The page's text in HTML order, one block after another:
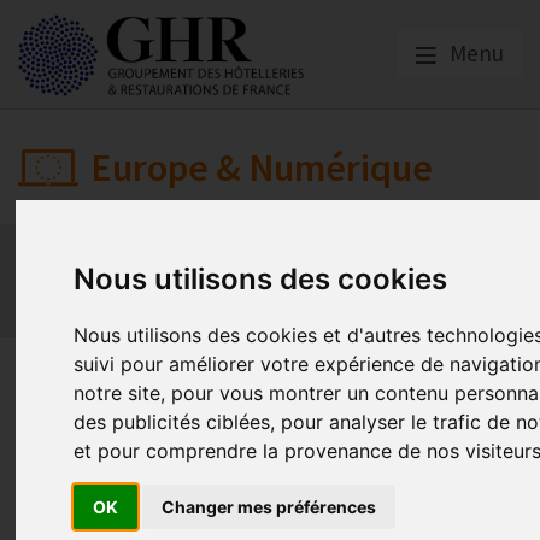
Nous utilisons des cookies
Nous utilisons des cookies et d'autres
suivi pour améliorer votre expérience de
notre site, pour vous montrer un contenu
des publicités ciblées, pour analyser le trafic de
et pour comprendre la provenance de nos
OK Changer mes préférences
Menu
Europe & Numérique
Economie collaborative
Innovation et digitalisation
Mettre en place les obligations
protection des données
(RGPD)